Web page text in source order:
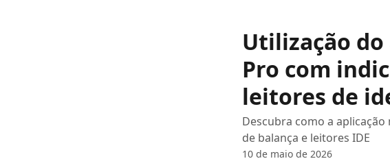
Utilização
Pro com
leitores de
Descubra como a
de balança e leitores IDE
10 de maio de 2026